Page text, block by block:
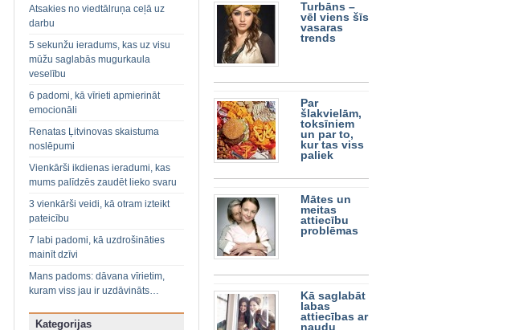
Atsakies no viedtālruņa ceļā uz
darbu
5 sekunžu ieradums, kas uz visu
mūžu saglabās mugurkaula
veselību
6 padomi, kā vīrieti apmierināt
emocionāli
Renatas Ļitvinovas skaistuma
noslēpumi
Vienkārši ikdienas ieradumi, kas
mums palīdzēs zaudēt lieko svaru
3 vienkārši veidi, kā otram izteikt
pateicību
7 labi padomi, kā uzdrošināties
mainīt dzīvi
Mans padoms: dāvana vīrietim,
kuram viss jau ir uzdāvināts…
Kategorijas
Turbāns –
vēl viens šīs
vasaras
trends
Par
šlakvielām,
toksīniem
un par to,
kur tas viss
paliek
Mātes un
meitas
attiecību
problēmas
Kā saglabāt
labas
attiecības ar
naudu